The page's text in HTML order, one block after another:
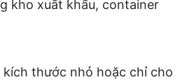
kho xuất khẩu, container
kích thước nhỏ hoặc chỉ cho